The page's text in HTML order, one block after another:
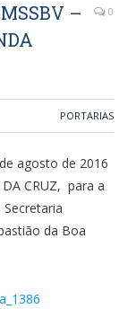
–
0
PORTARIAS
agosto de 2016
DA CRUZ, para a
da Boa